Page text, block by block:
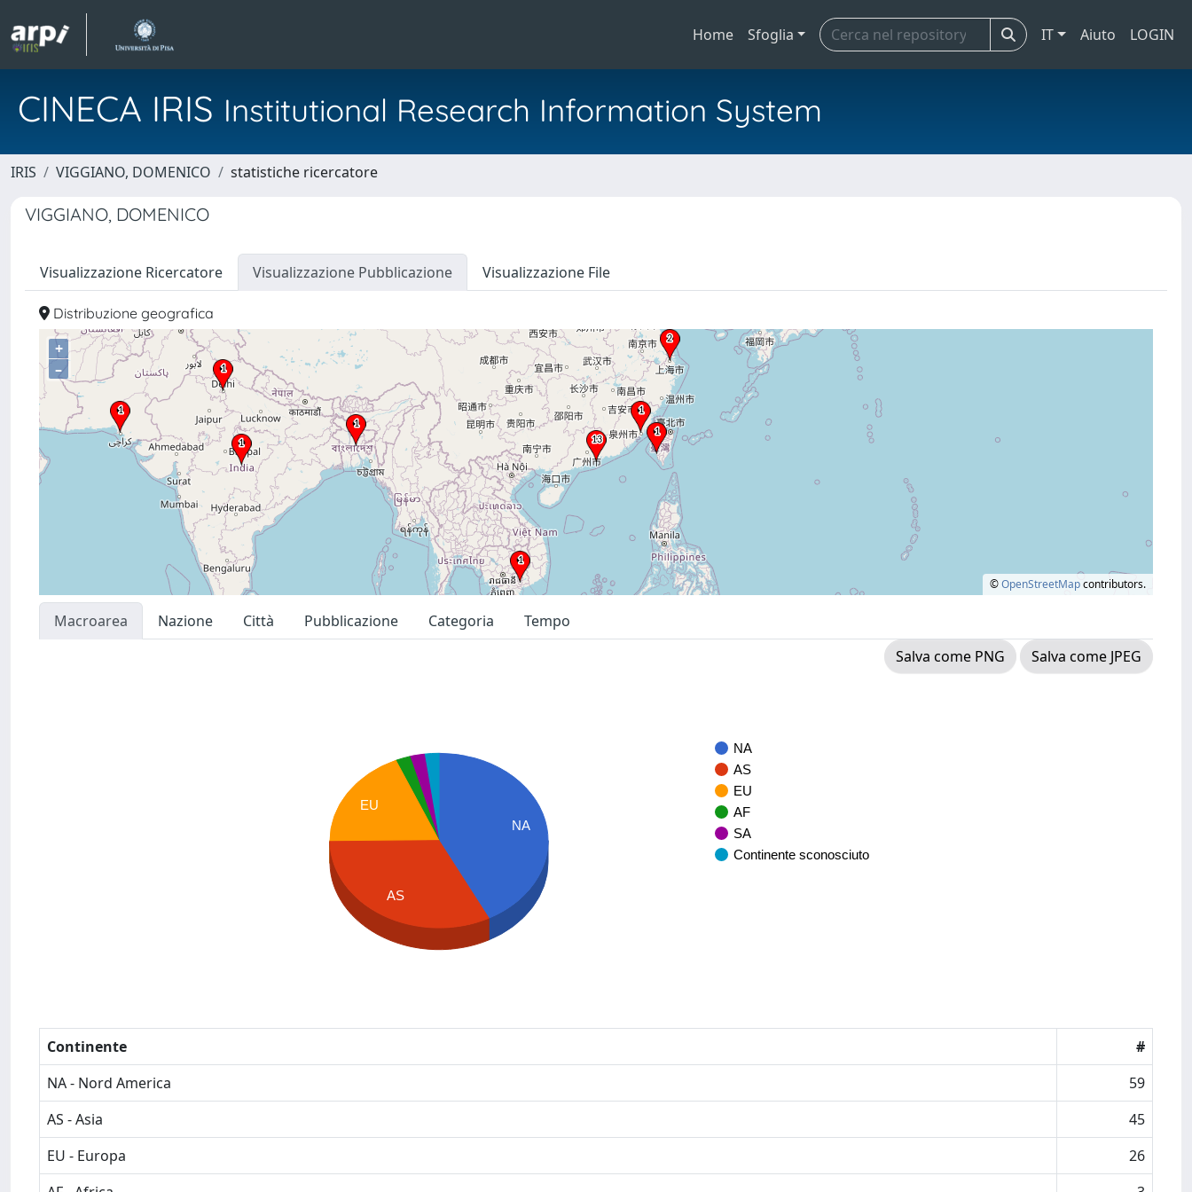
Home Sfoglia IT Aiuto LOGIN
CINECA IRIS Institutional Research Information System
IRIS VIGGIANO, DOMENICO statistiche ricercatore
VIGGIANO, DOMENICO
Visualizzazione Ricercatore Visualizzazione Pubblicazione Visualizzazione File
Distribuzione geografica
+
–
©OpenStreetMapcontributors.
Macroarea Nazione Città Pubblicazione Categoria
Tempo
Salva come PNG
Salva come JPEG
NA
AS
EU
AF
SA
Continente sconosciuto
NA
EU
AS
Continente
#
NA - Nord America
59
AS - Asia
45
EU - Europa
26